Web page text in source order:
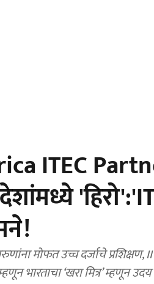
ITEC
मोफत उच्च दर्जाचे
भारताचा ‘खरा मित्र’ म्हणून उदय